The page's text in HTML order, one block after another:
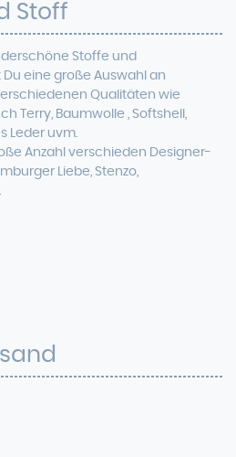
Stoff
Stoffe und
Du eine große Auswahl an
Qualitäten wie
Terry, Baumwolle , Softshell ,
Leder uvm.
Anzahl verschieden Designer-
Liebe, Stenzo,